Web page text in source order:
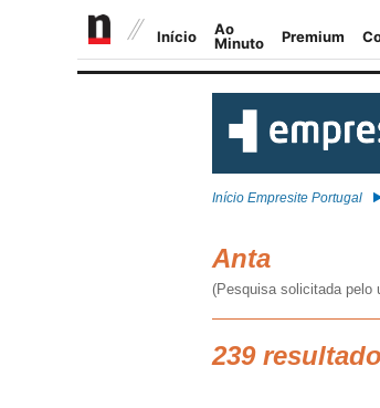
Início Empresite Portugal
Anta
(Pesquisa solicitada pelo
239